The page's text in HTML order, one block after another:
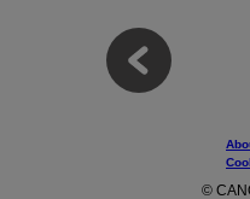
©